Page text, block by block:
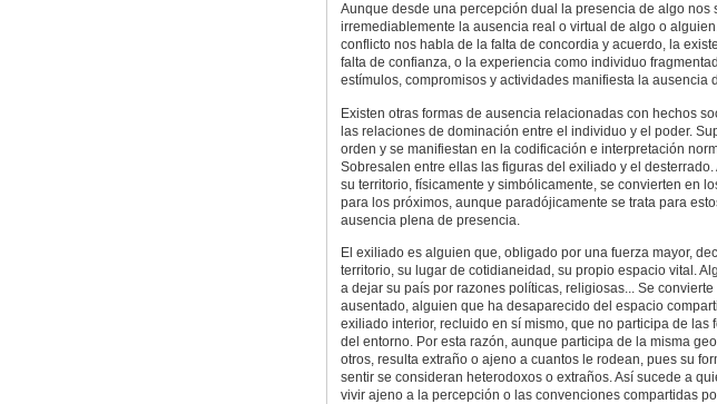
Aunque desde una percepción dual la presencia de algo nos
irremediablemente la ausencia real o virtual de algo o
conflicto nos habla de la falta de concordia y acuerdo, la
falta de confianza, o la experiencia como individuo
estímulos, compromisos y actividades manifiesta la ausencia
Existen otras formas de ausencia relacionadas con hechos
las relaciones de dominación entre el individuo y el poder.
orden y se manifiestan en la codificación e interpretación
Sobresalen entre ellas las figuras del exiliado y el desterrado.
su territorio, físicamente y simbólicamente, se convierten en
para los próximos, aunque paradójicamente se trata para
ausencia plena de presencia.
El exiliado es alguien que, obligado por una fuerza mayor,
territorio, su lugar de cotidianeidad, su propio espacio vital.
a dejar su país por razones políticas, religiosas... Se
ausentado, alguien que ha desaparecido del espacio
exiliado interior, recluido en sí mismo, que no participa de las
del entorno. Por esta razón, aunque participa de la misma
otros, resulta extraño o ajeno a cuantos le rodean, pues su
sentir se consideran heterodoxos o extraños. Así sucede a
vivir ajeno a la percepción o las convenciones compartidas